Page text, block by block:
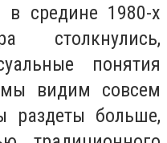
в средине 1980-х
понятия
видим совсем
раздеты больше,